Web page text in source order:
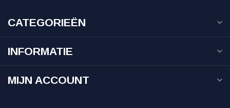
CATEGORIEËN
INFORMATIE
MIJN ACCOUNT